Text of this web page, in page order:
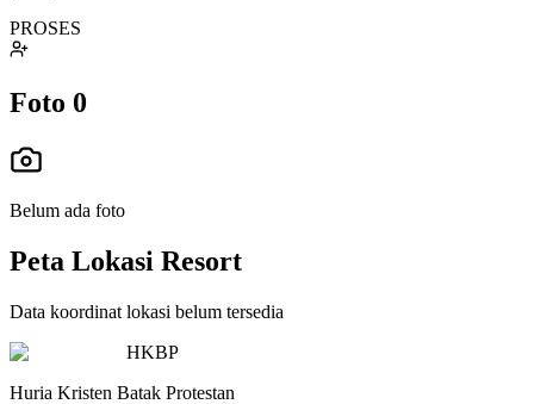
PROSES
Foto 0
Belum ada foto
Peta Lokasi Resort
Data koordinat lokasi belum tersedia
HKBP
Huria Kristen Batak Protestan